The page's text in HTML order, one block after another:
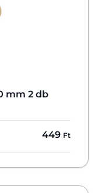
mm 2 db
449 Ft